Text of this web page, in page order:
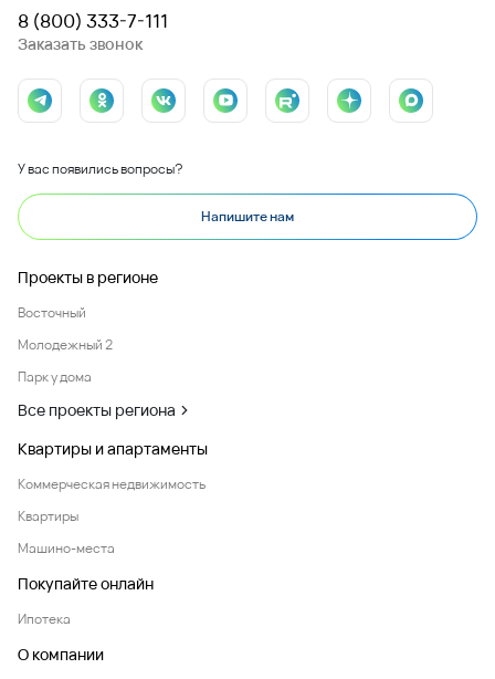
8 (800) 333-7-111
Заказать звонок
У вас появились вопросы?
Напишите нам
Проекты в регионе
Восточный
Молодежный 2
Парк у дома
Все проекты региона
Квартиры и апартаменты
Коммерческая недвижимость
Квартиры
Машино-места
Покупайте онлайн
Ипотека
О компании